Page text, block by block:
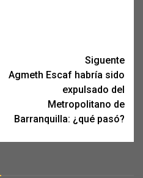
Siguente
Agmeth Escaf habría sido
expulsado del
Metropolitano de
Barranquilla: ¿qué pasó?